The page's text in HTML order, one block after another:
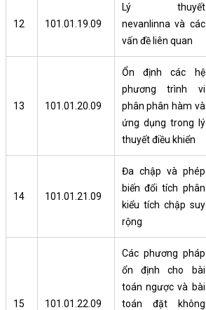
12 101.01.19.09
Lý thuyết
nevanlinna và các
vấn đề liên quan
13 101.01.20.09
Ổn định các hệ
phương trình vi
phân phân hàm và
ứng dụng trong lý
thuyết điều khiển
14 101.01.21.09
Đa chập và phép
biến đổi tích phân
kiểu tích chập suy
rộng
15 101.01.22.09
Các phương pháp
ổn định cho bài
toán ngược và bài
toán đặt không